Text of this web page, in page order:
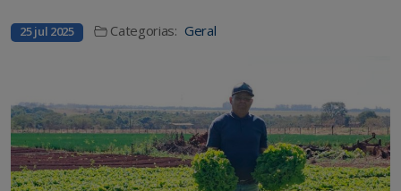
25 jul 2025 Categorias: Geral